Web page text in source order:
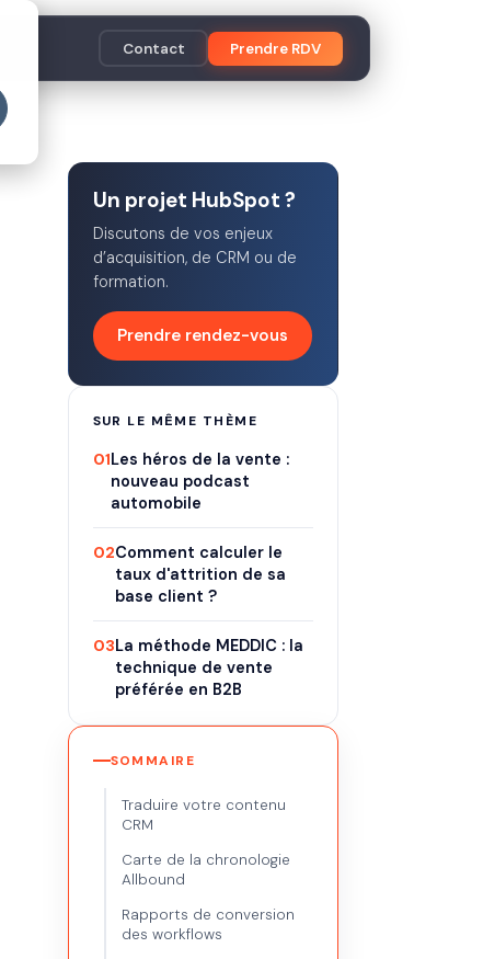
Contact Prendre RDV
Un projet HubSpot ?
Discutons de vos enjeux
d’acquisition, de CRM ou de
formation.
Prendre rendez-vous
SUR LE MÊME THÈME
01Les héros de la vente :
nouveau podcast
automobile
02Comment calculer le
taux d'attrition de sa
base client ?
03La méthode MEDDIC : la
technique de vente
préférée en B2B
SOMMAIRE
Traduire votre contenu
CRM
Carte de la chronologie
Allbound
Rapports de conversion
des workflows